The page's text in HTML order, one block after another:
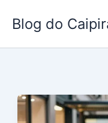
para
o
Blog do